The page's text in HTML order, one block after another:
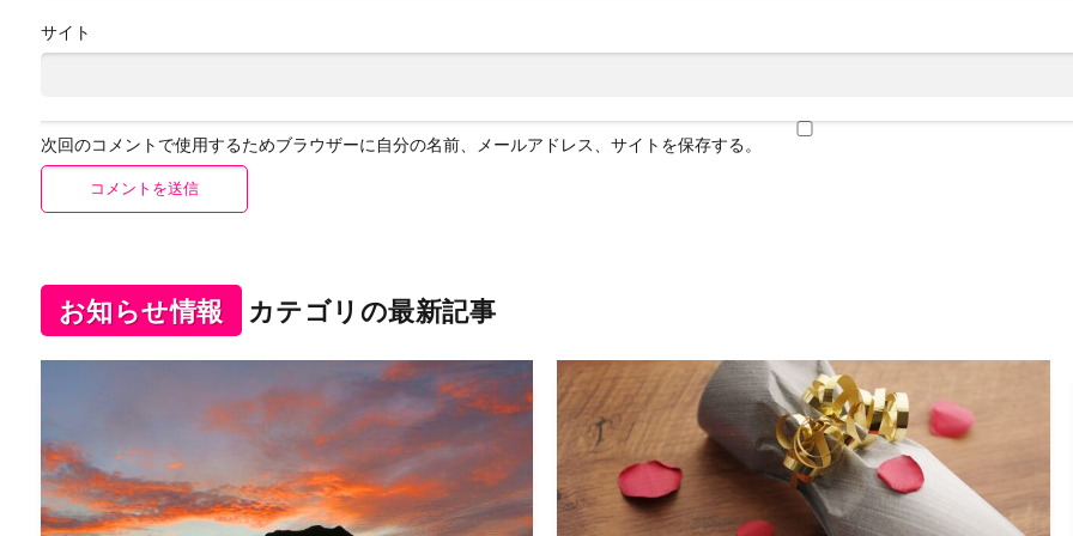
サイト
次回のコメントで使用するためブラウザーに自分の名前、メールアドレス、サイトを保存する。
お知らせ情報 カテゴリの最新記事